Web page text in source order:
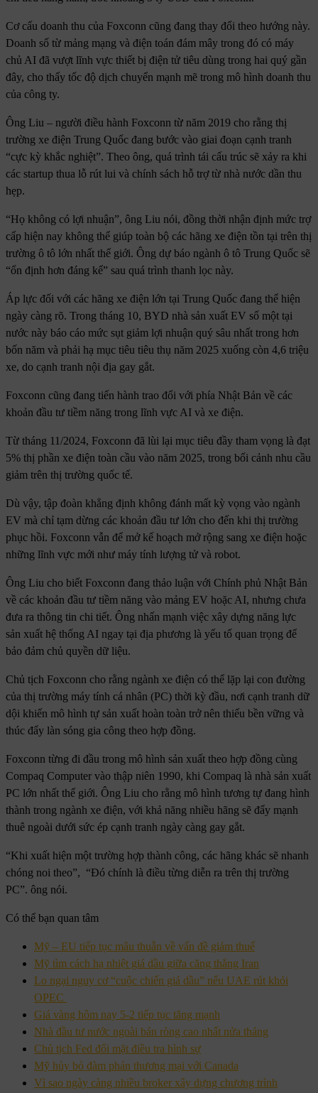
Cơ cấu doanh thu của Foxconn cũng đang thay đổi theo hướng này.
Doanh số từ mảng mạng và điện toán đám mây trong đó có máy
chủ AI đã vượt lĩnh vực thiết bị điện tử tiêu dùng trong hai quý gần
đây, cho thấy tốc độ dịch chuyển mạnh mẽ trong mô hình doanh thu
của công ty.
Ông Liu – người điều hành Foxconn từ năm 2019 cho rằng thị
trường xe điện Trung Quốc đang bước vào giai đoạn cạnh tranh
“cực kỳ khắc nghiệt”. Theo ông, quá trình tái cấu trúc sẽ xảy ra khi
các startup thua lỗ rút lui và chính sách hỗ trợ từ nhà nước dần thu
hẹp.
“Họ không có lợi nhuận”, ông Liu nói, đồng thời nhận định mức trợ
cấp hiện nay không thể giúp toàn bộ các hãng xe điện tồn tại trên thị
trường ô tô lớn nhất thế giới. Ông dự báo ngành ô tô Trung Quốc sẽ
“ổn định hơn đáng kể” sau quá trình thanh lọc này.
Áp lực đối với các hãng xe điện lớn tại Trung Quốc đang thể hiện
ngày càng rõ. Trong tháng 10, BYD nhà sản xuất EV số một tại
nước này báo cáo mức sụt giảm lợi nhuận quý sâu nhất trong hơn
bốn năm và phải hạ mục tiêu tiêu thụ năm 2025 xuống còn 4,6 triệu
xe, do cạnh tranh nội địa gay gắt.
Foxconn cũng đang tiến hành trao đổi với phía Nhật Bản về các
khoản đầu tư tiềm năng trong lĩnh vực AI và xe điện.
Từ tháng 11/2024, Foxconn đã lùi lại mục tiêu đầy tham vọng là đạt
5% thị phần xe điện toàn cầu vào năm 2025, trong bối cảnh nhu cầu
giảm trên thị trường quốc tế.
Dù vậy, tập đoàn khẳng định không đánh mất kỳ vọng vào ngành
EV mà chỉ tạm dừng các khoản đầu tư lớn cho đến khi thị trường
phục hồi. Foxconn vẫn để mở kế hoạch mở rộng sang xe điện hoặc
những lĩnh vực mới như máy tính lượng tử và robot.
Ông Liu cho biết Foxconn đang thảo luận với Chính phủ Nhật Bản
về các khoản đầu tư tiềm năng vào mảng EV hoặc AI, nhưng chưa
đưa ra thông tin chi tiết. Ông nhấn mạnh việc xây dựng năng lực
sản xuất hệ thống AI ngay tại địa phương là yếu tố quan trọng để
bảo đảm chủ quyền dữ liệu.
Chủ tịch Foxconn cho rằng ngành xe điện có thể lặp lại con đường
của thị trường máy tính cá nhân (PC) thời kỳ đầu, nơi cạnh tranh dữ
dội khiến mô hình tự sản xuất hoàn toàn trở nên thiếu bền vững và
thúc đẩy làn sóng gia công theo hợp đồng.
Foxconn từng đi đầu trong mô hình sản xuất theo hợp đồng cùng
Compaq Computer vào thập niên 1990, khi Compaq là nhà sản xuất
PC lớn nhất thế giới. Ông Liu cho rằng mô hình tương tự đang hình
thành trong ngành xe điện, với khả năng nhiều hãng sẽ đẩy mạnh
thuê ngoài dưới sức ép cạnh tranh ngày càng gay gắt.
“Khi xuất hiện một trường hợp thành công, các hãng khác sẽ nhanh
chóng noi theo”, “Đó chính là điều từng diễn ra trên thị trường
PC”. ông nói.
Có thể bạn quan tâm
Mỹ – EU tiếp tục mâu thuẫn về vấn đề giảm thuế
Mỹ tìm cách hạ nhiệt giá dầu giữa căng thẳng Iran
Lo ngại nguy cơ “cuộc chiến giá dầu” nếu UAE rút khỏi
OPEC
Giá vàng hôm nay 5-2 tiếp tục tăng mạnh
Nhà đầu tư nước ngoài bán ròng cao nhất nửa tháng
Chủ tịch Fed đối mặt điều tra hình sự
Mỹ hủy bỏ đàm phán thương mại với Canada
Vì sao ngày càng nhiều broker xây dựng chương trình